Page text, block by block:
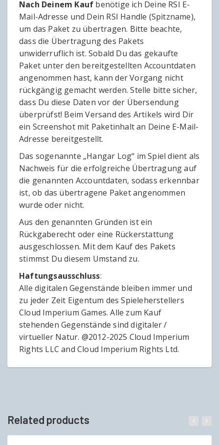
Nach Deinem Kauf benötige ich Deine RSI E-
Mail-Adresse und Dein RSI Handle (Spitzname),
um das Paket zu übertragen. Bitte beachte,
dass die Übertragung des Pakets
unwiderruflich ist. Sobald Du das gekaufte
Paket unter den bereitgestellten Accountdaten
angenommen hast, kann der Vorgang nicht
rückgängig gemacht werden. Stelle bitte sicher,
dass Du diese Daten vor der Übersendung
überprüfst! Beim Versand des Artikels wird Dir
ein Screenshot mit Paketinhalt an Deine E-Mail-
Adresse bereitgestellt.
Das sogenannte „Hangar Log“ im Spiel dient als
Nachweis für die erfolgreiche Übertragung auf
die genannten Accountdaten, sodass erkennbar
ist, ob das übertragene Paket angenommen
wurde oder nicht.
Aus den genannten Gründen ist ein
Rückgaberecht oder eine Rückerstattung
ausgeschlossen. Mit dem Kauf des Pakets
stimmst Du diesem Umstand zu.
Haftungsausschluss:
Alle digitalen Gegenstände bleiben immer und
zu jeder Zeit Eigentum des Spieleherstellers
Cloud Imperium Games. Alle zum Kauf
stehenden Gegenstände sind digitaler /
virtueller Natur. @2012-2025 Cloud Imperium
Rights LLC and Cloud Imperium Rights Ltd.
Related products